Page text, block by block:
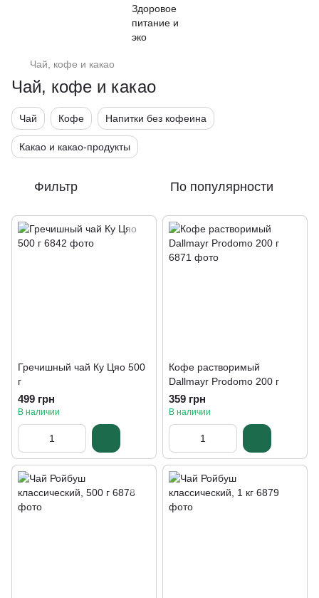
Чай, кофе и какао
Чай, кофе и какао
Чай Кофе Напитки без кофеина
Какао и какао-продукты
Фильтр По популярности
Гречишный чай Ку Цяо 500
г
499 грн
В наличии
Кофе растворимый
Dallmayr Prodomo 200 г
359 грн
В наличии